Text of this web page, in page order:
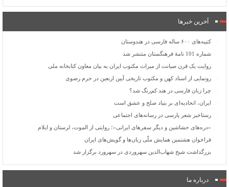
آخرین خبرها
کتیبه‌های ۶۰۰ ساله فارسی در هندوستان
شماره 101 نامۀ فرهنگستان منتشر شد
روایت یک قرن صیانت از میراث مکتوب ایران به بیان معاون کتابخانه ملی
رونمایی از اسناد کهن و مکتوب تاریخی آیین اربعین در حرم رضوی
چرا زبان فارسی در هند کم‌رنگ شد؟
ایران، اتحادیه‌ای بر بنیاد صلح و عشق است
رستاخیز شعر پارسی در رسانه‌های اجتماعی
«دره‌های حشاشین و دیگر سفرهای ایرانی»؛ روایتی از الموت، لرستان و ایلام
فراخوان هشتمین همایش ملّی زبان‌ها و گویش‌های ایران
بزرگداشت شیخ شهاب‌الدین سهروردی در سهرورد برگزار شد
درباره ما